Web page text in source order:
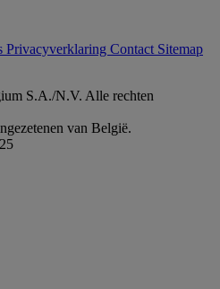
Privacyverklaring Contact Sitemap
S.A./N.V. Alle rechten
van België.